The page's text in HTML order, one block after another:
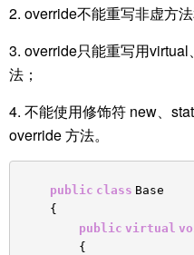
2. override不能重写非虚方
3. override只能重写用
法；
4. 不能使用修饰符 new、
override 方法。
public class Base
{
public virtual
{